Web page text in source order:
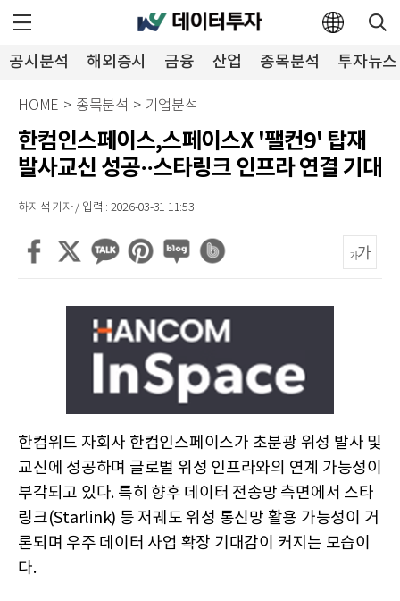
공시분석 해외증시 금융 산업 종목분석 투자뉴스
HOME > 종목분석 > 기업분석
한컴인스페이스,스페이스X '팰컨9' 탑재
발사교신 성공··스타링크 인프라 연결 기대
하지석 기자 / 입력 : 2026-03-31 11:53
한컴위드 자회사 한컴인스페이스가 초분광 위성 발사 및
교신에 성공하며 글로벌 위성 인프라와의 연계 가능성이
부각되고 있다. 특히 향후 데이터 전송망 측면에서 스타
링크(Starlink) 등 저궤도 위성 통신망 활용 가능성이 거
론되며 우주 데이터 사업 확장 기대감이 커지는 모습이
다.